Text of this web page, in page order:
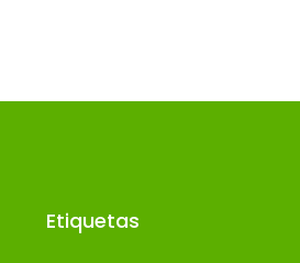
Etiquetas